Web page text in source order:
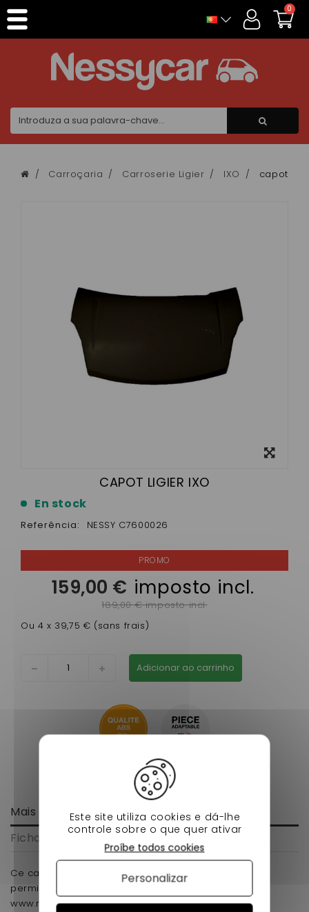
0
Carroçaria Carroserie Ligier IXO capot
CAPOT LIGIER IXO
En stock
Referência: NESSY C7600026
159,00 € imposto incl.
189,00 € imposto incl.
Ou 4 x 39,75 € (sans frais)
Adicionar ao carrinho
Mais informação
Ficha de dados
Ce capot ligier ixo se monte sur votre voiture sans
permis, retrouvez votre boutique en ligne sur
www.nessycar.fr
Painel de Gerenciamento de Cookies
Este site utiliza cookies e dá-lhe
controle sobre o que quer ativar
Proíbe todos cookies
Personalizar